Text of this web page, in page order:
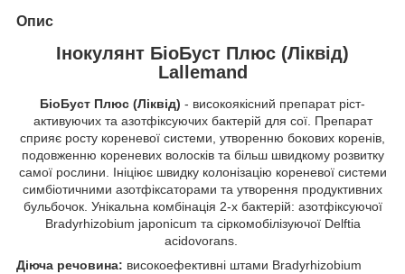
Опис
Інокулянт БіоБуст Плюс (Ліквід)
Lallemand
БіоБуст Плюс (Ліквід) - високоякісний препарат ріст-
активуючих та азотфіксуючих бактерій для сої. Препарат
сприяє росту кореневої системи, утворенню бокових коренів,
подовженню кореневих волосків та більш швидкому розвитку
самої рослини. Ініціює швидку колонізацію кореневої системи
симбіотичними азотфіксаторами та утворення продуктивних
бульбочок. Унікальна комбінація 2-х бактерій: азотфіксуючої
Bradyrhizobium japonicum та сіркомобілізуючої Delftia
acidovorans.
Діюча речовина: високоефективні штами Bradyrhizobium